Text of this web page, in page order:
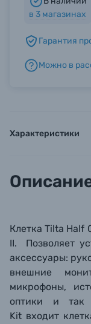
Б/У
Уценённые
в 3 магазинах
Гарантия
Можно в
Характеристики
Клетка Tilta Half
II. Позволяет
аксессуары:
внешние
микрофоны,
оптики и
Kit входит